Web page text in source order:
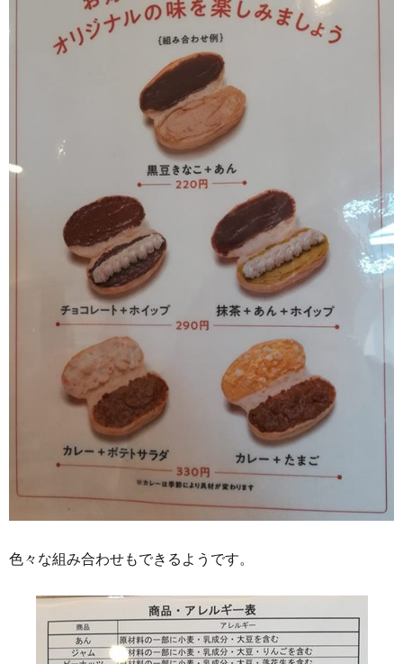
色々な組み合わせもできるようです。